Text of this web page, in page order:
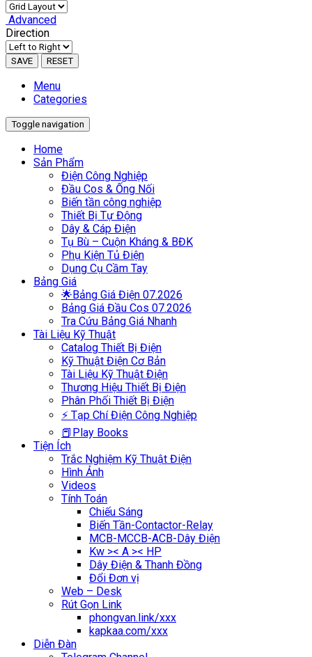
Advanced
Direction
SAVE RESET
Menu
Categories
Toggle navigation
Home
Sản Phẩm
Điện Công Nghiệp
Đầu Cos & Ống Nối
Biến tần công nghiệp
Thiết Bị Tự Động
Dây & Cáp Điện
Tụ Bù – Cuộn Kháng & BĐK
Phụ Kiện Tủ Điện
Dụng Cụ Cầm Tay
Bảng Giá
🌟Bảng Giá Điện 07.2026
Bảng Giá Đầu Cos 07.2026
Tra Cứu Bảng Giá Nhanh
Tài Liệu Kỹ Thuật
Catalog Thiết Bị Điện
Kỹ Thuật Điện Cơ Bản
Tài Liệu Kỹ Thuật Điện
Thương Hiệu Thiết Bị Điện
Phân Phối Thiết Bị Điện
⚡ Tạp Chí Điện Công Nghiệp
📕Play Books
Tiện Ích
Trắc Nghiệm Kỹ Thuật Điện
Hình Ảnh
Videos
Tính Toán
Chiếu Sáng
Biến Tần-Contactor-Relay
MCB-MCCB-ACB-Dây Điện
Kw >< A >< HP
Dây Điện & Thanh Đồng
Đổi Đơn vị
Web – Desk
Rút Gọn Link
phongvan.link/xxx
kapkaa.com/xxx
Diễn Đàn